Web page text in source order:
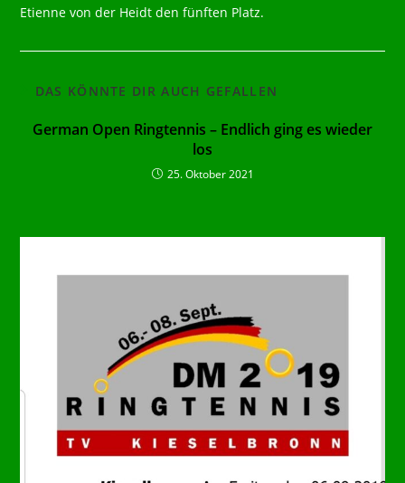
Etienne von der Heidt den fünften Platz.
DAS KÖNNTE DIR AUCH GEFALLEN
German Open Ringtennis – Endlich ging es wieder
los
25. Oktober 2021